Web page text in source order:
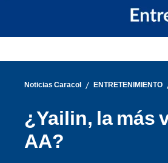
Noticias Caracol / ENTRETENIMIENTO
¿Yailin, la más
AA?